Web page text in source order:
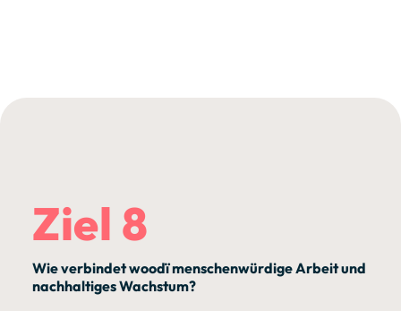
Ziel 8
Wie verbindet woodï menschenwürdige Arbeit und
nachhaltiges Wachstum?